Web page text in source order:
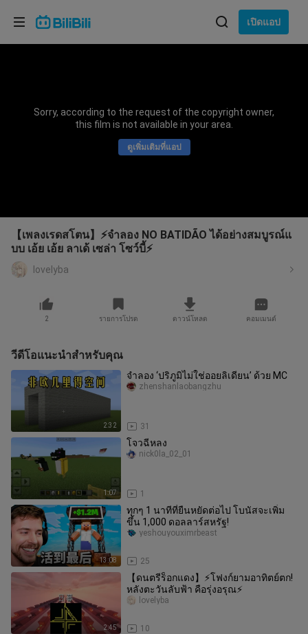
เปิดแอป
Sorry, according to the request of the copyright owner,
this film is not available in your area.
ดูเพิ่มเติมที่แอป
【เพลงเรดสโตน】⚡จำลอง NO BATIDÃO ได้อย่างสมบูรณ์แ
บบ เอ้ย เอ้ย ลาเด้ เซล่า โซว์บี้⚡
lovelyba
2 รายการโปรด ดาวน์โหลด คอมเมนต์
วีดีโอแนะนำสำหรับคุณ
2:32
จำลอง ‘ปริภูมิไม่ใช่ออยลิเดียน’ ด้วย MC
31
zhenshanlaobangzhu
1:07
โจวฉีหลง
1
nick0la_02_01
13:08
ทุกๆ 1 นาทีที่ยืนหยัดต่อไป โบนัสจะเพิ่ม
ขึ้น 1,000 ดอลลาร์สหรัฐ!
25
yeshouyouximrbeast
2:45
【ดนตรีร็อกแดง】⚡โฟงก์ยามอาทิตย์ตก!
หลังตะวันลับฟ้า คือรุ่งอรุณ⚡
10
lovelyba
เลือกภาษา